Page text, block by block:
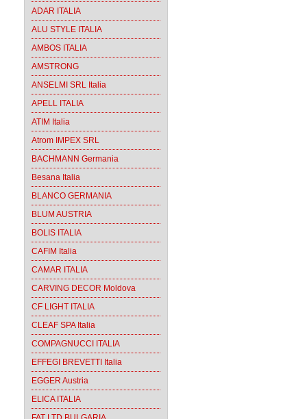
ADAR ITALIA
ALU STYLE ITALIA
AMBOS ITALIA
AMSTRONG
ANSELMI SRL Italia
APELL ITALIA
ATIM Italia
Atrom IMPEX SRL
BACHMANN Germania
Besana Italia
BLANCO GERMANIA
BLUM AUSTRIA
BOLIS ITALIA
CAFIM Italia
CAMAR ITALIA
CARVING DECOR Moldova
CF LIGHT ITALIA
CLEAF SPA Italia
COMPAGNUCCI ITALIA
EFFEGI BREVETTI Italia
EGGER Austria
ELICA ITALIA